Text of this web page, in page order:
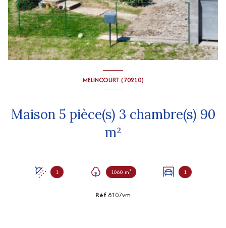
MELINCOURT (70210)
Maison 5 pièce(s) 3 chambre(s) 90
m²
1 1060 m² 1
Réf 8107vm